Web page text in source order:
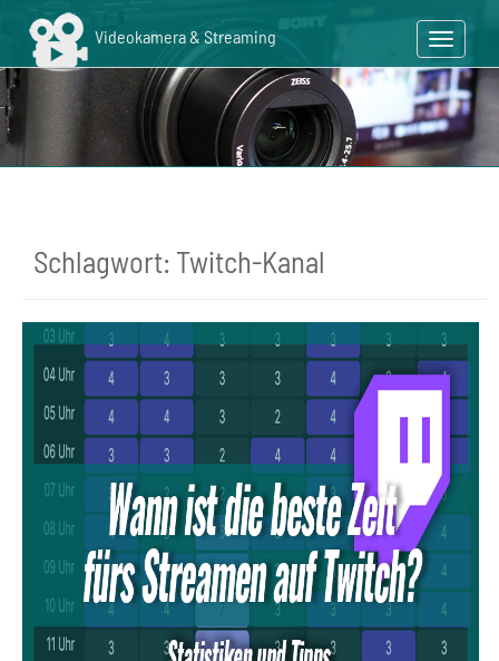
main
content
Toggle
Schlagwort: Twitch-Kanal